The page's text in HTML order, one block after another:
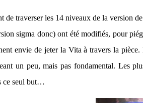
de traverser les 14 niveaux de la version
sigma donc) ont été modifiés, pour
envie de jeter la Vita à travers la
un peu, mais pas fondamental. Les
ce seul but…